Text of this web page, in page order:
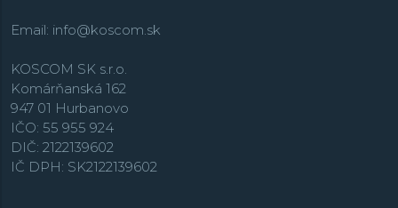
Email: info@koscom.sk
KOSCOM SK s.r.o.
Komárňanská 162
947 01 Hurbanovo
IČO: 55 955 924
DIČ: 2122139602
IČ DPH: SK2122139602